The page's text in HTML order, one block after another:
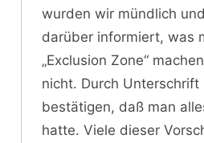
wurden wir mündlich
darüber informiert, was
„Exclusion Zone“
nicht. Durch Unterschrift
bestätigen, daß man
hatte. Viele dieser